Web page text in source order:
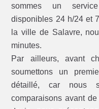
sommes un
disponibles 24 h/24 et
la ville de Salavre,
minutes.
Par ailleurs, avant
soumettons un
détaillé, car nous
comparaisons avant